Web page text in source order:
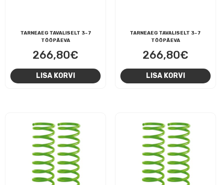
TARNEAEG TAVALISELT 3-7
TÖÖPÄEVA
266,80€
LISA KORVI
TARNEAEG TAVALISELT 3-7
TÖÖPÄEVA
266,80€
LISA KORVI